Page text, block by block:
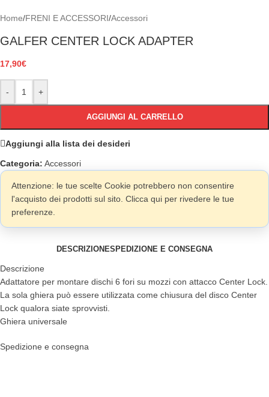
Home/FRENI E ACCESSORI/Accessori
GALFER CENTER LOCK ADAPTER
17,90€
- +
AGGIUNGI AL CARRELLO
Aggiungi alla lista dei desideri
Categoria: Accessori
Attenzione: le tue scelte Cookie potrebbero non consentire
l'acquisto dei prodotti sul sito. Clicca qui per rivedere le tue
preferenze.
DESCRIZIONESPEDIZIONE E CONSEGNA
Descrizione
Adattatore per montare dischi 6 fori su mozzi con attacco Center Lock.
La sola ghiera può essere utilizzata come chiusura del disco Center
Lock qualora siate sprovvisti.
Ghiera universale
Spedizione e consegna